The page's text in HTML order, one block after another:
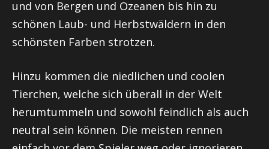
und von Bergen und Ozeanen bis hin zu
schönen Laub- und Herbstwäldern in den
schönsten Farben strotzen.
Hinzu kommen die niedlichen und coolen
Tierchen, welche sich überall in der Welt
herumtummeln und sowohl feindlich als auch
neutral sein können. Die meisten rennen